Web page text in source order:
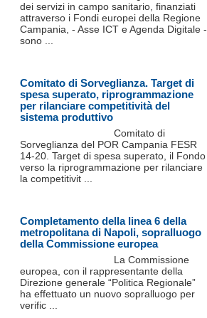
dei servizi in campo sanitario, finanziati
attraverso i Fondi europei della Regione
Campania, - Asse ICT e Agenda Digitale -
sono ...
Comitato di Sorveglianza. Target di
spesa superato, riprogrammazione
per rilanciare competitività del
sistema produttivo
Comitato di
Sorveglianza del POR Campania FESR
14-20. Target di spesa superato, il Fondo
verso la riprogrammazione per rilanciare
la competitivit ...
Completamento della linea 6 della
metropolitana di Napoli, sopralluogo
della Commissione europea
La Commissione
europea, con il rappresentante della
Direzione generale “Politica Regionale”
ha effettuato un nuovo sopralluogo per
verific ...